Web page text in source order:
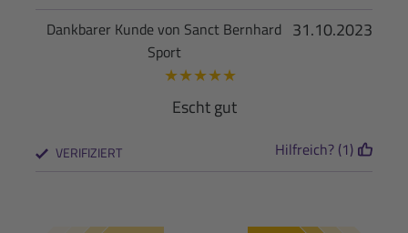
31.10.2023
Dankbarer Kunde von Sanct Bernhard
Sport
★★★★★
Escht gut
VERIFIZIERT Hilfreich? (1)